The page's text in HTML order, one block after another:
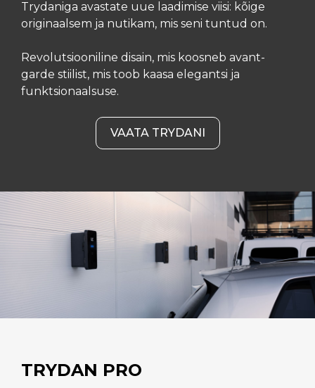
Trydaniga avastate uue laadimise viisi: kõige
originaalsem ja nutikam, mis seni tuntud on.
Revolutsiooniline disain, mis koosneb avant-
garde stiilist, mis toob kaasa elegantsi ja
funktsionaalsuse.
VAATA TRYDANI
TRYDAN PRO